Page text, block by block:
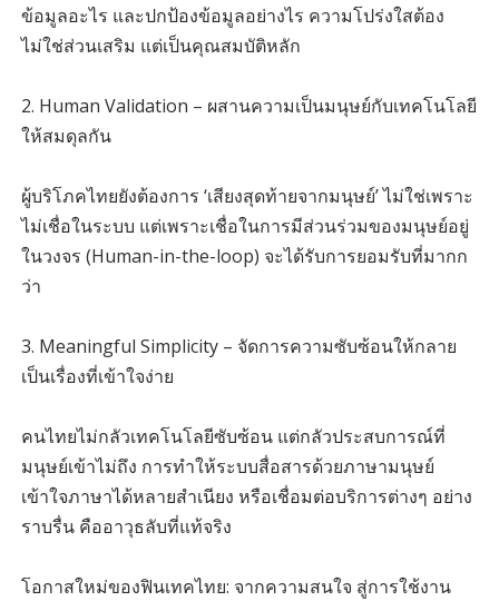
ข้อมูลอะไร และปกป้องข้อมูลอย่างไร ความโปร่งใสต้อง
ไม่ใช่ส่วนเสริม แต่เป็นคุณสมบัติหลัก
2. Human Validation – ผสานความเป็นมนุษย์กับเทคโนโลยี
ให้สมดุลกัน
ผู้บริโภคไทยยังต้องการ ‘เสียงสุดท้ายจากมนุษย์’ ไม่ใช่เพราะ
ไม่เชื่อในระบบ แต่เพราะเชื่อในการมีส่วนร่วมของมนุษย์อยู่
ในวงจร (Human-in-the-loop) จะได้รับการยอมรับที่มากก
ว่า
3. Meaningful Simplicity – จัดการความซับซ้อนให้กลาย
เป็นเรื่องที่เข้าใจง่าย
คนไทยไม่กลัวเทคโนโลยีซับซ้อน แต่กลัวประสบการณ์ที่
มนุษย์เข้าไม่ถึง การทำให้ระบบสื่อสารด้วยภาษามนุษย์
เข้าใจภาษาได้หลายสำเนียง หรือเชื่อมต่อบริการต่างๆ อย่าง
ราบรื่น คืออาวุธลับที่แท้จริง
โอกาสใหม่ของฟินเทคไทย: จากความสนใจ สู่การใช้งาน